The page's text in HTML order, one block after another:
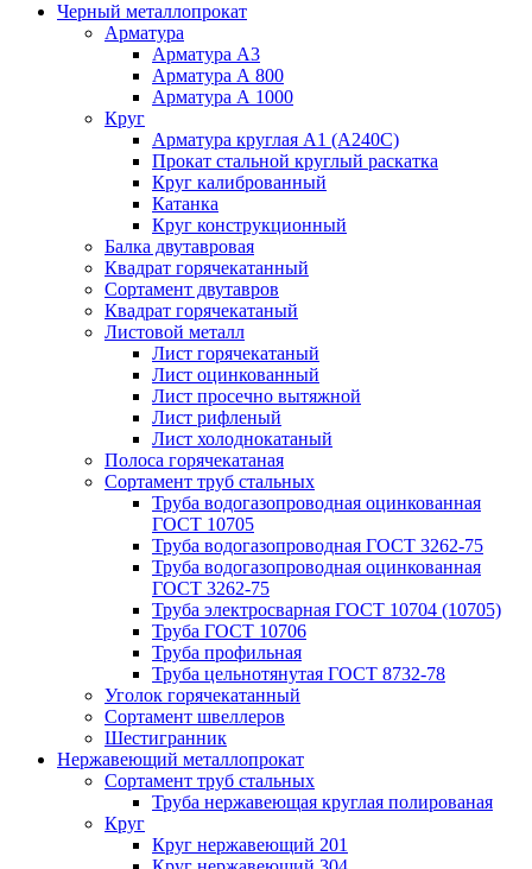
Черный металлопрокат
Арматура
Арматура А3
Арматура А 800
Арматура А 1000
Круг
Арматура круглая А1 (А240C)
Прокат стальной круглый раскатка
Круг калиброванный
Катанка
Круг конструкционный
Балка двутавровая
Квадрат горячекатанный
Сортамент двутавров
Квадрат горячекатаный
Листовой металл
Лист горячекатаный
Лист оцинкованный
Лист просечно вытяжной
Лист рифленый
Лист холоднокатаный
Полоса горячекатаная
Сортамент труб стальных
Труба водогазопроводная оцинкованная
ГОСТ 10705
Труба водогазопроводная ГОСТ 3262-75
Труба водогазопроводная оцинкованная
ГОСТ 3262-75
Труба электросварная ГОСТ 10704 (10705)
Труба ГОСТ 10706
Труба профильная
Труба цельнотянутая ГОСТ 8732-78
Уголок горячекатанный
Сортамент швеллеров
Шестигранник
Нержавеющий металлопрокат
Сортамент труб стальных
Труба нержавеющая круглая полированая
Круг
Круг нержавеющий 201